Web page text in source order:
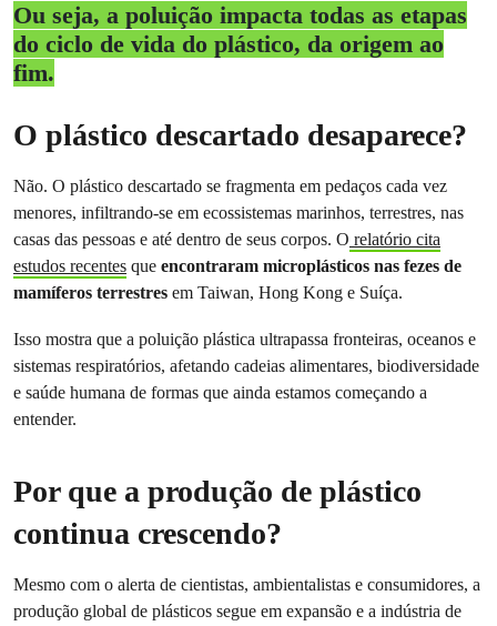
Ou seja, a poluição impacta todas as etapas
do ciclo de vida do plástico, da origem ao
fim.
O plástico descartado desaparece?
Não. O plástico descartado se fragmenta em pedaços cada vez
menores, infiltrando-se em ecossistemas marinhos, terrestres, nas
casas das pessoas e até dentro de seus corpos. O relatório cita
estudos recentes que encontraram microplásticos nas fezes de
mamíferos terrestres em Taiwan, Hong Kong e Suíça.
Isso mostra que a poluição plástica ultrapassa fronteiras, oceanos e
sistemas respiratórios, afetando cadeias alimentares, biodiversidade
e saúde humana de formas que ainda estamos começando a
entender.
Por que a produção de plástico
continua crescendo?
Mesmo com o alerta de cientistas, ambientalistas e consumidores, a
produção global de plásticos segue em expansão e a indústria de